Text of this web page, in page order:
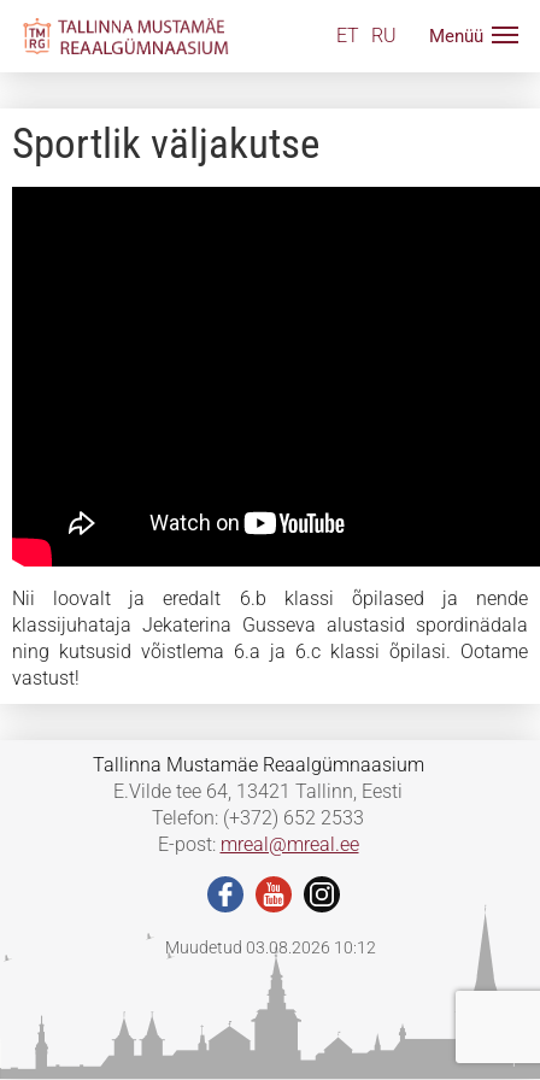
ET RU
Sportlik väljakutse
Nii loovalt ja eredalt 6.b klassi õpilased ja nende
klassijuhataja Jekaterina Gusseva alustasid spordinädala
ning kutsusid võistlema 6.a ja 6.c klassi õpilasi. Ootame
vastust!
Tallinna Mustamäe Reaalgümnaasium
E.Vilde tee 64, 13421 Tallinn, Eesti
Telefon: (+372) 652 2533
E-post: mreal@mreal.ee
Muudetud 03.08.2026 10:12